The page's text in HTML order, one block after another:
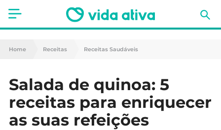
Saúde
Nutrição
Receitas
Home Receitas Receitas Saudáveis
Salada de quinoa: 5
receitas para enriquecer
as suas refeições